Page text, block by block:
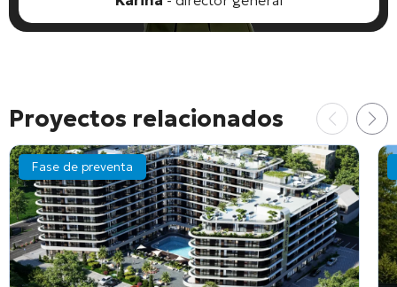
Proyectos relacionados
Fase de preventa